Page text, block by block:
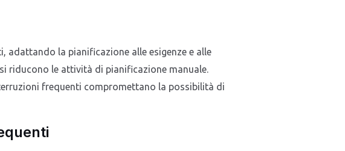
adattando la pianificazione alle esigenze e alle
riducono le attività di pianificazione manuale.
frequenti compromettano la possibilità di